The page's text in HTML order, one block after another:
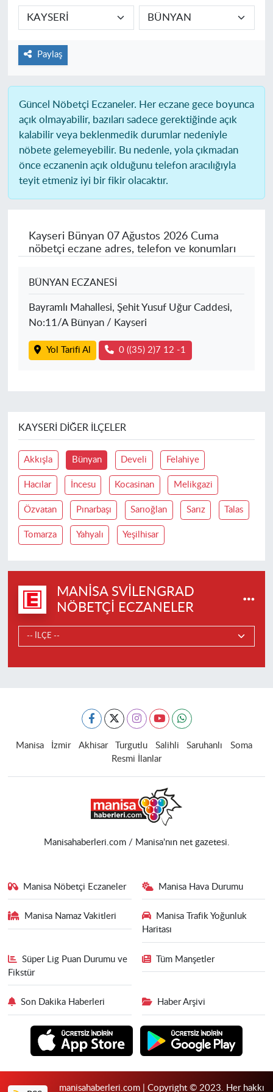
Paylaş
Güncel Nöbetçi Eczaneler. Her eczane gece boyunca
açık olmayabilir, bazıları sadece gerektiğinde açık
kalabilir veya beklenmedik durumlar nedeniyle
nöbete gelemeyebilir. Bu nedenle, yola çıkmadan
önce eczanenin açık olduğunu telefon aracılığıyla
teyit etmeniz iyi bir fikir olacaktır.
Kayseri Bünyan 07 Ağustos 2026 Cuma
nöbetçi eczane adres, telefon ve konumları
BÜNYAN ECZANESİ
Bayramlı Mahallesi, Şehit Yusuf Uğur Caddesi,
No:11/A Bünyan / Kayseri
Yol Tarifi Al 0 ((35) 2)7 12 -1
KAYSERI DIĞER İLÇELER
Akkışla Bünyan Develi Felahiye
Hacılar İncesu Kocasinan Melikgazi
Özvatan Pınarbaşı Sarıoğlan Sarız Talas
Tomarza Yahyalı Yeşilhisar
MANISA SVILENGRAD
NÖBETÇI ECZANELER
Manisa İzmir Akhisar Turgutlu Salihli Saruhanlı
Soma
Resmi İlanlar
Manisahaberleri.com / Manisa'nın net gazetesi.
Manisa Nöbetçi Eczaneler Manisa Hava Durumu
Manisa Namaz Vakitleri
Manisa Trafik Yoğunluk
Haritası
Süper Lig Puan Durumu ve
Fikstür
Tüm Manşetler
Son Dakika Haberleri Haber Arşivi
manisahaberleri.com | Copyright © 2023. Her hakkı